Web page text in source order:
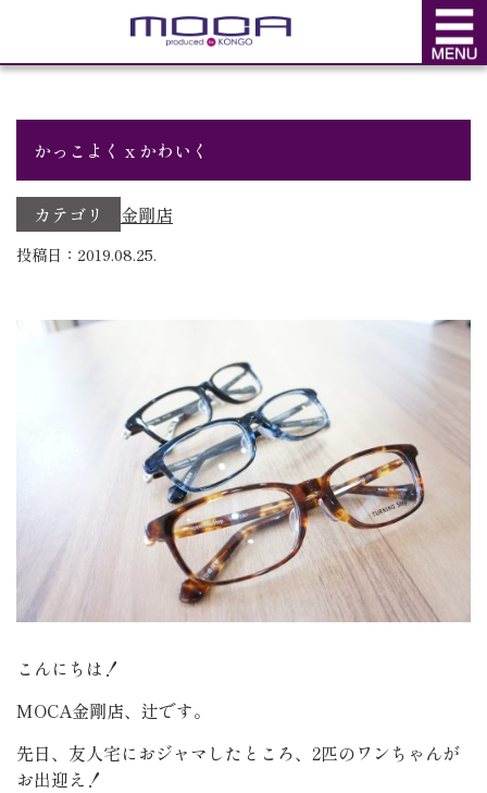
BLOG
かっこよく x かわいく
カテゴリ 金剛店
投稿日：2019.08.25.
こんにちは！
MOCA金剛店、辻です。
先日、友人宅におジャマしたところ、2匹のワンちゃんが
お出迎え！